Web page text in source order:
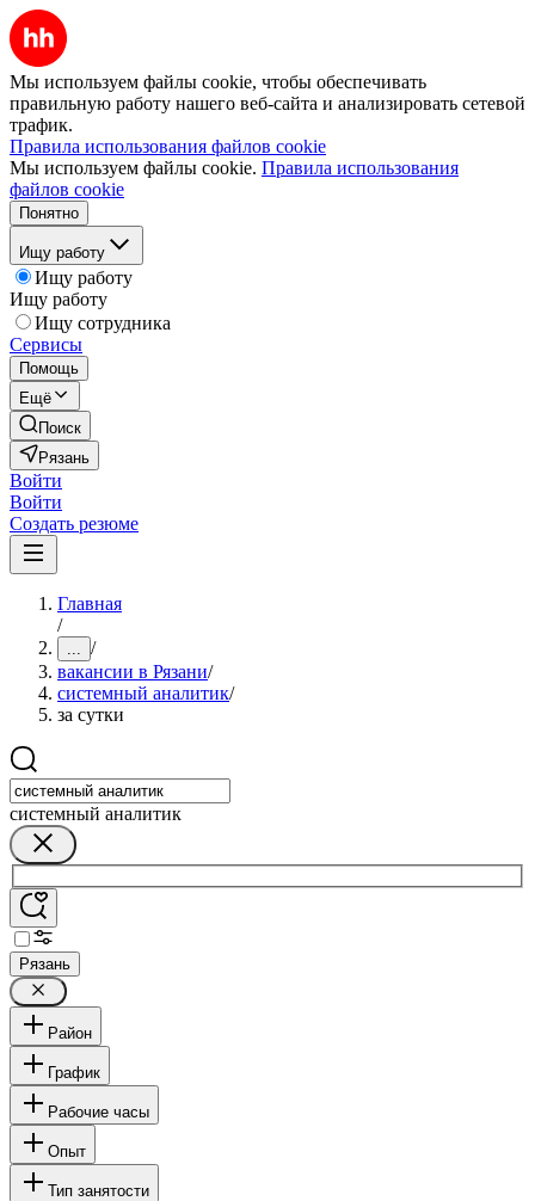
Мы используем файлы cookie, чтобы обеспечивать
правильную работу нашего веб-сайта и анализировать сетевой
трафик.
Правила использования файлов cookie
Мы используем файлы cookie. Правила использования
файлов cookie
Понятно
Ищу работу
Ищу работу
Ищу работу
Ищу сотрудника
Сервисы
Помощь
Ещё
Поиск
Рязань
Войти
Войти
Создать резюме
Главная
/
... /
вакансии в Рязани/
системный аналитик/
за сутки
системный аналитик
Рязань
Район
График
Рабочие часы
Опыт
Тип занятости